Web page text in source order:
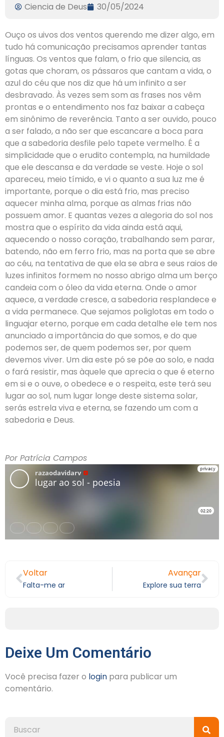
Ciencia de Deus 30/05/2024
Ouço os uivos dos ventos querendo me dizer algo, em
tudo há comunicação precisamos aprender tantas
línguas. Os ventos que falam, o frio que silencia, as
gotas que choram, os pássaros que cantam a vida, o
azul do céu que nos diz que há um infinito a ser
desbravado. Às vezes sem som as frases nos vêm
prontas e o entendimento nos faz baixar a cabeça
em sinônimo de reverência. Tanto a ser ouvido, pouco
a ser falado, a não ser que escancare a boca para
que a sabedoria desfile pelo tapete vermelho. É a
simplicidade que o erudito contempla, na humildade
que ele descansa e da verdade se veste. Hoje o sol
apareceu, meio tímido, e vi o quanto a sua luz me é
importante, porque o dia está frio, mas preciso
aquecer minha alma, porque as almas frias não
possuem amor. E quantas vezes a alegoria do sol nos
mostra que o espírito da vida ainda está aqui,
aquecendo o nosso coração, trabalhando sem parar,
batendo, não em ferro frio, mas na porta que se abre
ao céu, na tentativa de que ela se abra e seus raios de
luzes infinitos formem no nosso abrigo alma um berço
candeia com o óleo da vida eterna. Onde o amor
aquece, a verdade cresce, a sabedoria resplandece e
a vida permanece. Que sejamos poliglotas em todo o
linguajar eterno, porque em cada detalhe ele tem nos
anunciado a importância do que somos, e do que
podemos ser, de quem podemos ser, por quem
devemos viver. Um dia este pó se põe ao solo, e nada
o fará resistir, mas àquele que aprecia o que é eterno
em si e o ouve, o obedece e o respeita, este terá seu
lugar ao sol, num lugar longe deste sistema solar,
serás estrela viva e eterna, se fazendo um com a
sabedoria e Deus.
Por Patrícia Campos
Voltar
Falta-me ar
Avançar
Explore sua terra
Deixe Um Comentário
Você precisa fazer o login para publicar um
comentário.